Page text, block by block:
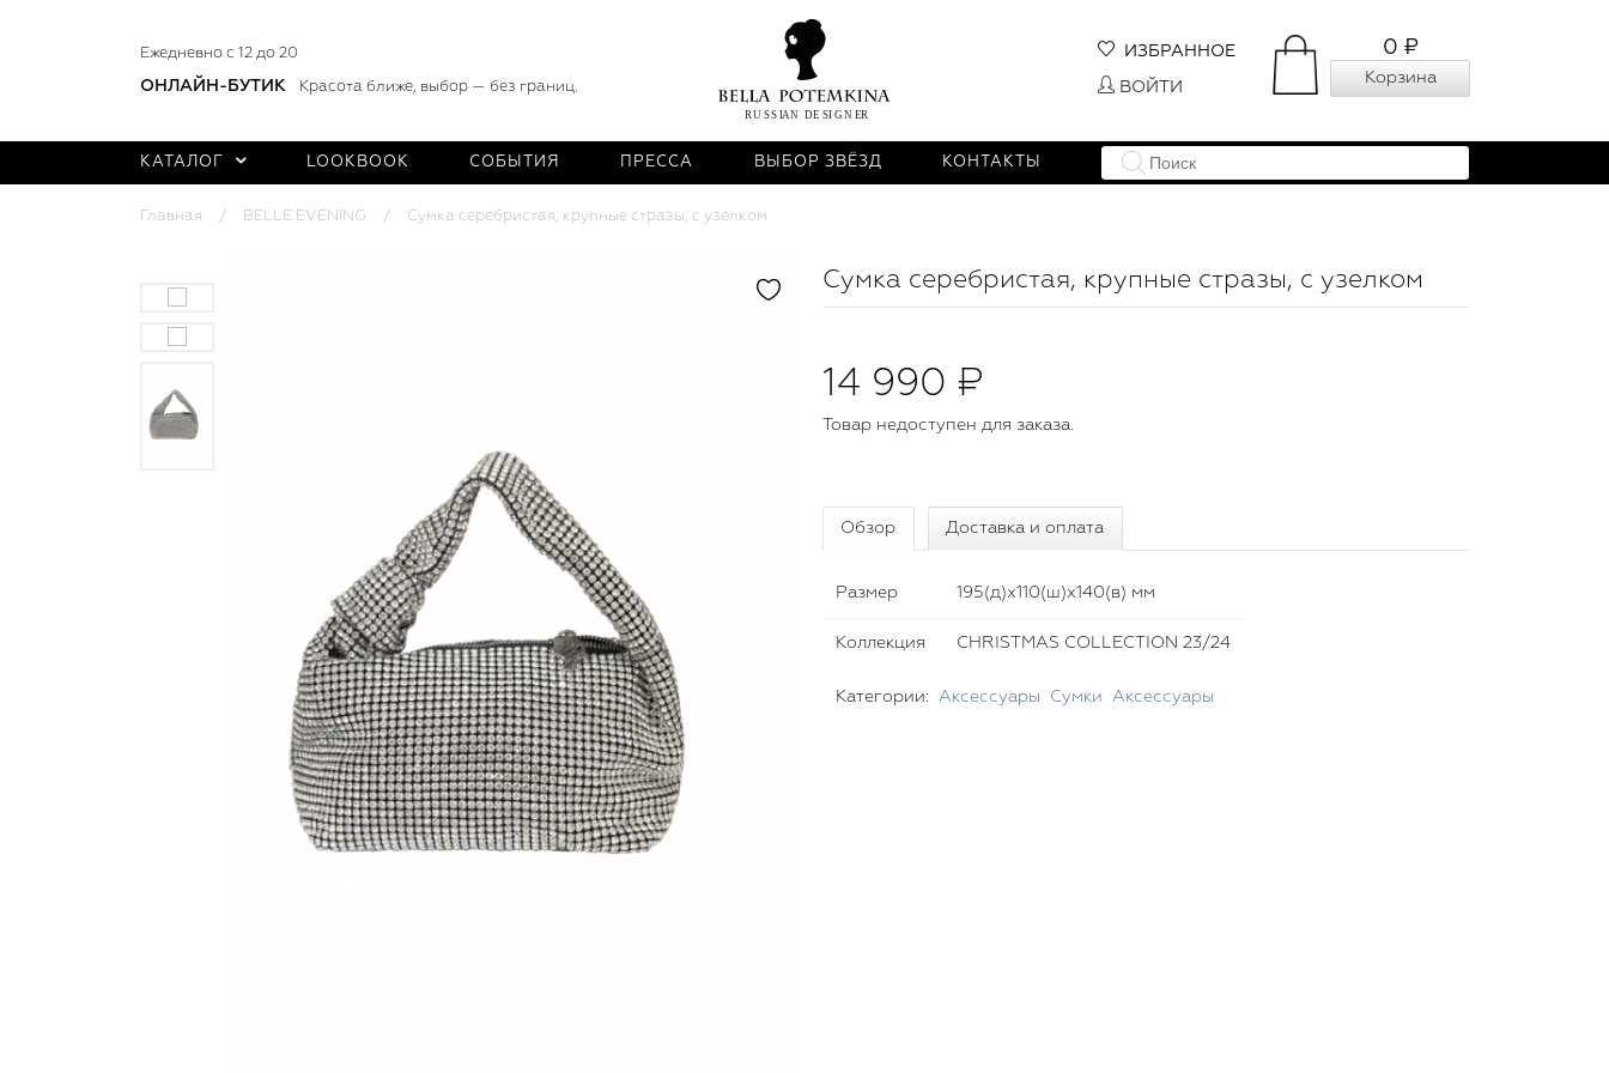
Ежедневно с 12 до 20
ОНЛАЙН-БУТИК Красота ближе, выбор — без границ.
0 ₽
Корзина
ИЗБРАННОЕ
ВОЙТИ
КАТАЛОГ LOOKBOOK СОБЫТИЯ ПРЕССА ВЫБОР ЗВЁЗД КОНТАКТЫ
Главная BELLE EVENING Сумка серебристая, крупные стразы, с узелком
Сумка серебристая, крупные стразы, с узелком
14 990 ₽
Товар недоступен для заказа.
Обзор Доставка и оплата
Размер 195(д)х110(ш)х140(в) мм
Коллекция CHRISTMAS COLLECTION 23/24
Категории: Аксессуары Сумки Аксессуары